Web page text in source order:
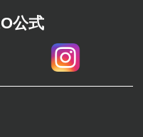
公式